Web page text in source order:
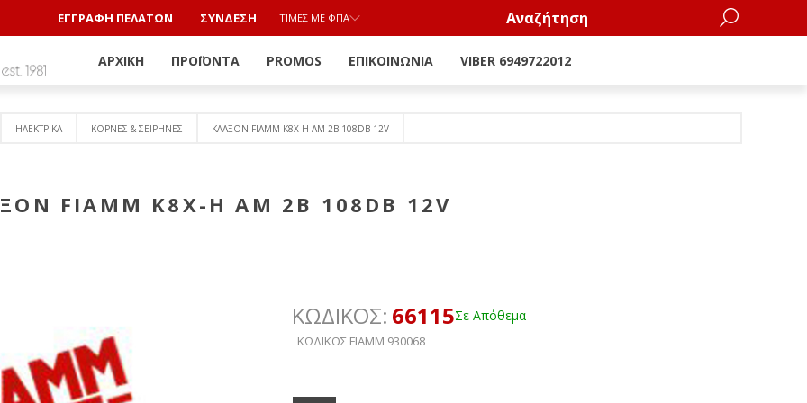
ΕΓΓΡΑΦΗ ΠΕΛΑΤΩΝ ΣΎΝΔΕΣΗ ΤΙΜΈΣ ΜΕ ΦΠΑ
ΑΡΧΙΚΉ ΠΡΟΪΌΝΤΑ PROMOS ΕΠΙΚΟΙΝΩΝΊΑ VIBER 6949722012
ΗΛΕΚΤΡΙΚΑ ΚΟΡΝΕΣ & ΣΕΙΡΗΝΕΣ ΚΛΑΞΟΝ FIAMM K8X-H AM 2B 108DB 12V
FIAMM K8X-H AM 2B 108DB 12V
ΚΩΔΙΚΟΣ: 66115Σε Απόθεμα
ΚΩΔΙΚΟΣ FIAMM 930068